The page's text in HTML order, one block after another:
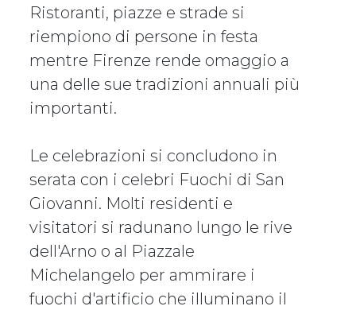
Ristoranti, piazze e strade si
riempiono di persone in festa
mentre Firenze rende omaggio a
una delle sue tradizioni annuali più
importanti.
Le celebrazioni si concludono in
serata con i celebri Fuochi di San
Giovanni. Molti residenti e
visitatori si radunano lungo le rive
dell'Arno o al Piazzale
Michelangelo per ammirare i
fuochi d'artificio che illuminano il